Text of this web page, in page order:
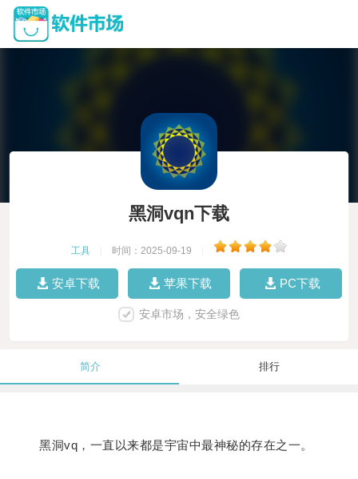
黑洞vqn下载
工具 时间：2025-09-19
安卓下载 苹果下载 PC下载
安卓市场，安全绿色
简介 排行
黑洞vq，一直以来都是宇宙中最神秘的存在之一。